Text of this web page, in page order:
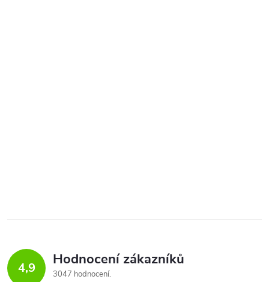
4,9 Hodnocení zákazníků
3047 hodnocení